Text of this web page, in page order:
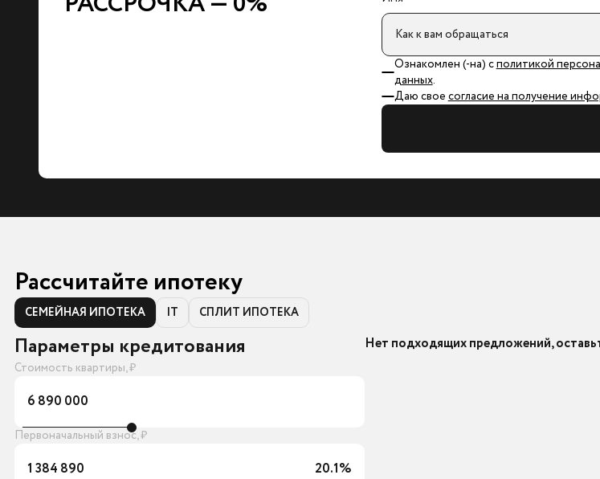
Ознакомлен (-на) сполитикой
данных.
Даю своесогласие на получение
Рассчитайте ипотеку
СЕМЕЙНАЯ ИПОТЕКА IT СПЛИТ ИПОТЕКА
Параметры кредитования
Стоимость квартиры, ₽
6 890 000
Первоначальный взнос, ₽
1 384 890 20.1%
Нет подходящих предложений,